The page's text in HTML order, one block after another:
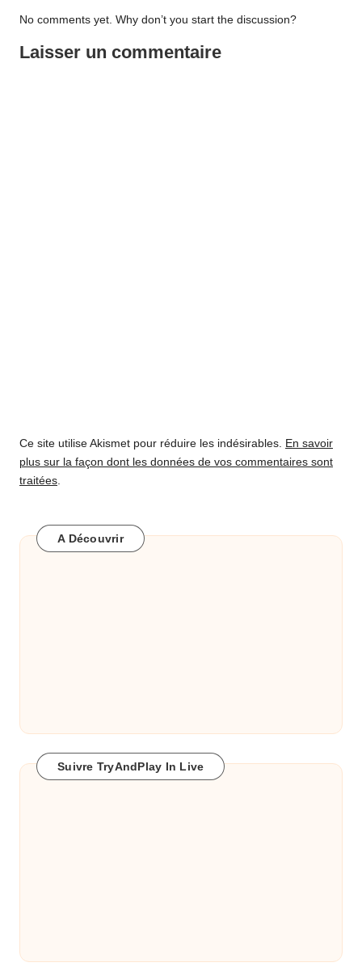
No comments yet. Why don’t you start the discussion?
Laisser un commentaire
Ce site utilise Akismet pour réduire les indésirables.
En savoir
plus sur la façon dont les données de vos commentaires sont
traitées
A Découvrir
Suivre TryAndPlay In Live